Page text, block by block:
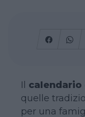
Il calendario
quelle
per una